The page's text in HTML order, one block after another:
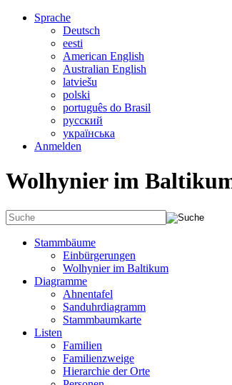
Sprache
Deutsch
eesti
American English
Australian English
latviešu
polski
português do Brasil
русский
українська
Anmelden
Wolhynier im
Stammbäume
Einbürgerungen
Wolhynier im Baltikum
Diagramme
Ahnentafel
Sanduhrdiagramm
Stammbaumkarte
Listen
Familien
Familienzweige
Hierarchie der Orte